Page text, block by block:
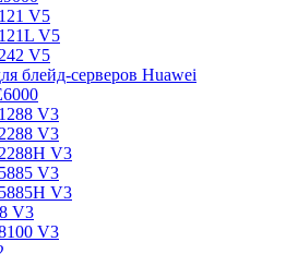
V5
V5
V5
блейд-серверов Huawei
V3
V3
V3
V3
V3
V3
V3